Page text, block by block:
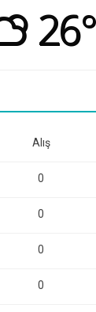
26°
Alış
0
0
0
0